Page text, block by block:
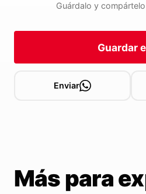
Guárdalo y
Guardar
Enviar
Más para